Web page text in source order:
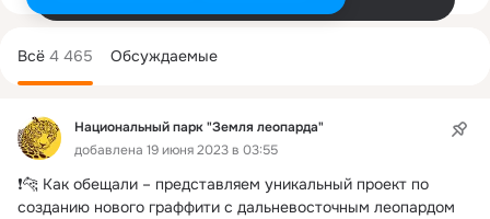
Национальный парк "Земля леопарда"
добавлена 19 июня 2023 в 03:55
❗🐆 Как обещали – представляем уникальный проект по
созданию нового граффити с дальневосточным леопардом
колонка
Всё 4 465 Обсуждаемые